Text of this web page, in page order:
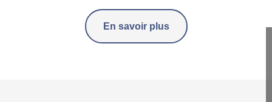
En savoir plus